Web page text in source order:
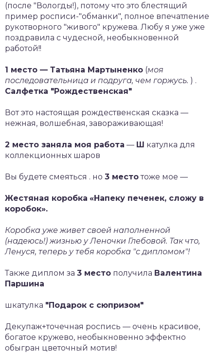
(после "Вологды!), потому что это блестящий
пример росписи-"обманки", полное впечатление
рукотворного "живого" кружева. Любу я уже уже
поздравила с чудесной, необыкновенной
работой!!
1 место — Татьяна Мартыненко (моя
последовательница и подруга, чем горжусь. ) .
Салфетка "Рождественская"
Вот это настоящая рождественская сказка —
нежная, волшебная, завораживающая!
2 место заняла моя работа — Ш катулка для
коллекционных шаров
Вы будете смеяться . но 3 местотоже мое —
Жестяная коробка «Напеку печенек, сложу в
коробок».
Коробка уже живет своей наполненной
(надеюсь!) жизнью у Леночки Глебовой. Так что,
Ленуся, теперь у тебя коробка "с дипломом"!
Также диплом за 3 место получила Валентина
Паршина
шкатулка "Подарок с сюпризом"
Декупаж+точечная роспись — очень красивое,
богатое кружево, необыкновенно эффектно
обыгран цветочный мотив!